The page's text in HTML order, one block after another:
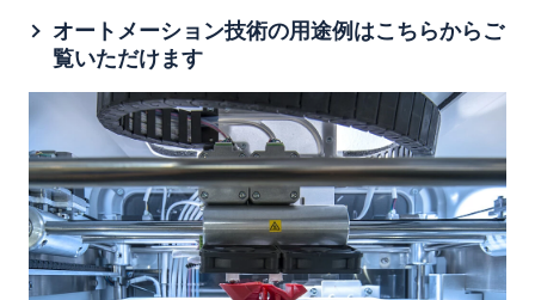
オートメーション技術の用途例はこちらからご
覧いただけます